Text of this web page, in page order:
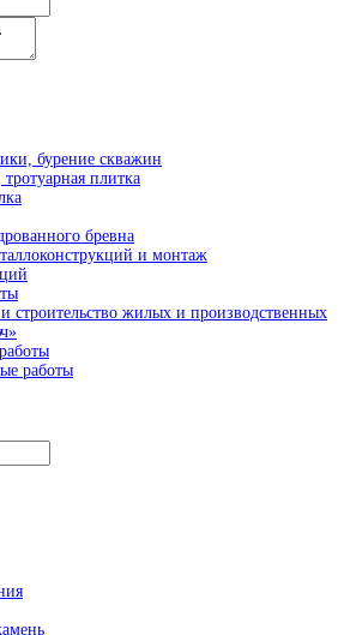
бурение скважин
тротуарная плитка
бревна
и монтаж
строительство жилых и производственных
работы